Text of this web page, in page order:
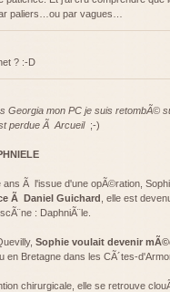
paliers…ou par vagues…
? :-D
Georgia mon PC je suis retombÃ©
perdue Ã Arcueil;-)
ans Ã l'issue d'une opÃ©ration,
Ã Daniel Guichard , elle est
: DaphniÃ¨le.
Sophie voulait devenir
en Bretagne dans les CÃ´tes-
chirurgicale, elle se retrouve